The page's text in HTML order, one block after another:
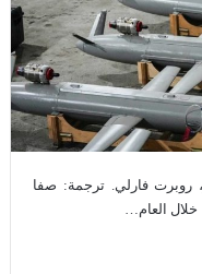
روبرت فارلي. ترجمة: صفا
العام…